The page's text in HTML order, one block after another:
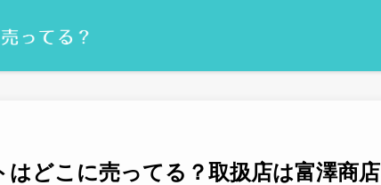
はどこに売ってる？取扱店は富澤商店